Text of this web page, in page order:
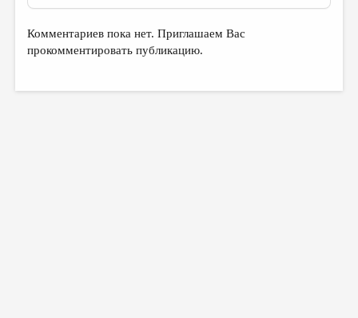
Комментариев пока нет. Приглашаем Вас
прокомментировать публикацию.